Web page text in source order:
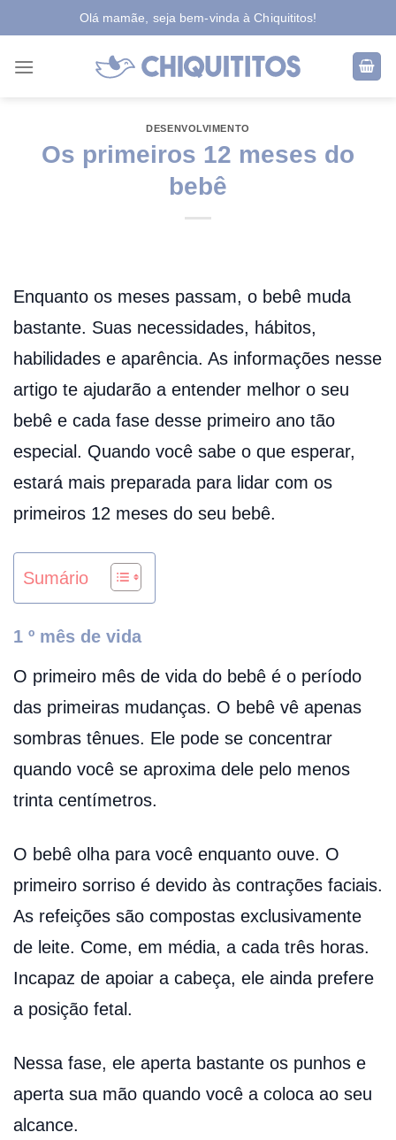
to
Olá mamãe, seja bem-vinda à Chiquititos!
DESENVOLVIMENTO
Os primeiros 12 meses do
bebê
Enquanto os meses passam, o bebê muda
bastante. Suas necessidades, hábitos,
habilidades e aparência. As informações nesse
artigo te ajudarão a entender melhor o seu
bebê e cada fase desse primeiro ano tão
especial. Quando você sabe o que esperar,
estará mais preparada para lidar com os
primeiros 12 meses do seu bebê.
Sumário
1 º mês de vida
O primeiro mês de vida do bebê é o período
das primeiras mudanças. O bebê vê apenas
sombras tênues. Ele pode se concentrar
quando você se aproxima dele pelo menos
trinta centímetros.
O bebê olha para você enquanto ouve. O
primeiro sorriso é devido às contrações faciais.
As refeições são compostas exclusivamente
de leite. Come, em média, a cada três horas.
Incapaz de apoiar a cabeça, ele ainda prefere
a posição fetal.
Nessa fase, ele aperta bastante os punhos e
aperta sua mão quando você a coloca ao seu
alcance.